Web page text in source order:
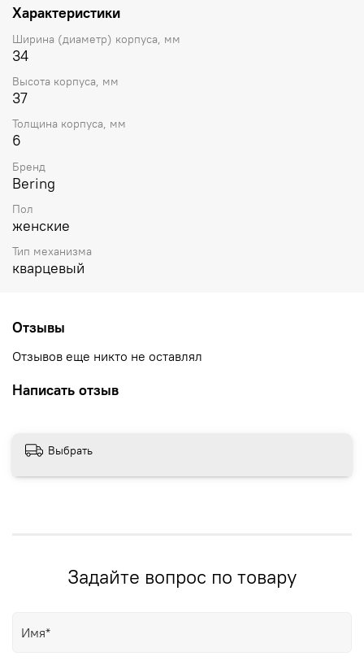
Характеристики
Ширина (диаметр) корпуса, мм
34
Высота корпуса, мм
37
Толщина корпуса, мм
6
Бренд
Bering
Пол
женские
Тип механизма
кварцевый
Отзывы
Отзывов еще никто не оставлял
Написать отзыв
Выбрать
Задайте вопрос по товару